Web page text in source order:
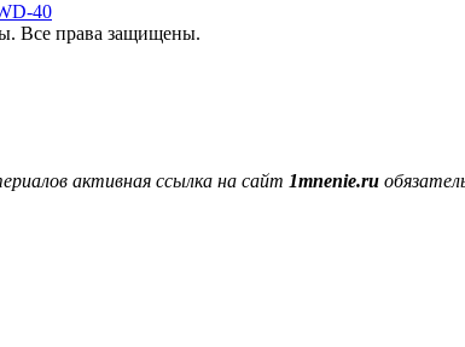
40
Все права защищены.
активная ссылка на сайт 1mnenie.ru